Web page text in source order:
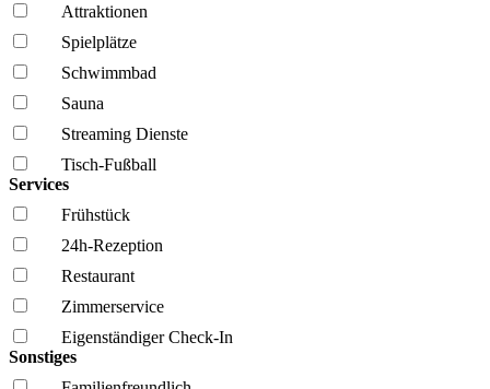
Attraktionen
Spielplätze
Schwimmbad
Sauna
Streaming Dienste
Tisch-Fußball
Services
Frühstück
24h-Rezeption
Restaurant
Zimmerservice
Eigenständiger Check-In
Sonstiges